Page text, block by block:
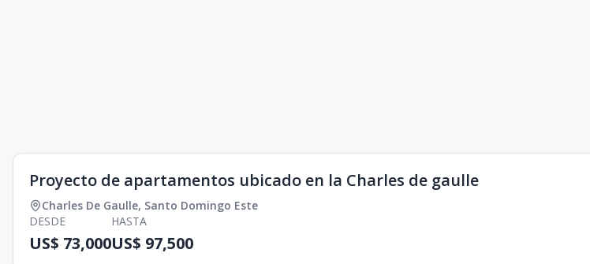
Proyecto de apartamentos ubicado en la Charles de gaulle
Charles De Gaulle, Santo Domingo Este
DESDE
US$ 73,000
HASTA
US$ 97,500